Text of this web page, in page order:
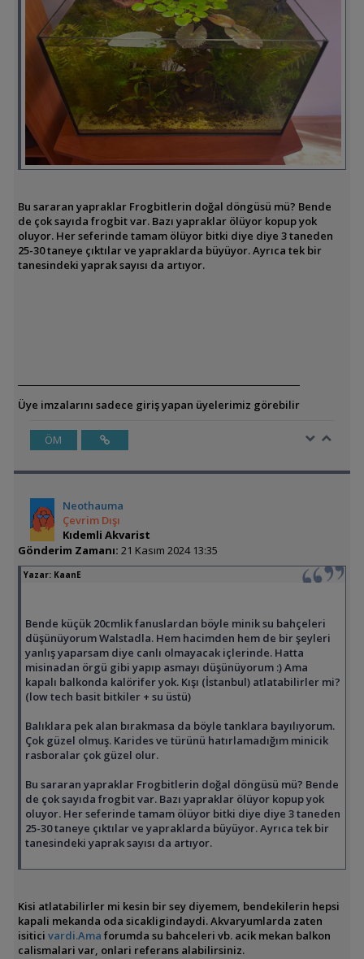
Bu sararan yapraklar Frogbitlerin doğal döngüsü mü? Bende
de çok sayıda frogbit var. Bazı yapraklar ölüyor kopup yok
oluyor. Her seferinde tamam ölüyor bitki diye diye 3 taneden
25-30 taneye çıktılar ve yapraklarda büyüyor. Ayrıca tek bir
tanesindeki yaprak sayısı da artıyor.
Üye imzalarını sadece giriş yapan üyelerimiz görebilir
ÖM
Neothauma
Çevrim Dışı
Kıdemli Akvarist
Gönderim Zamanı: 21 Kasım 2024 13:35
Yazar: KaanE
Bende küçük 20cmlik fanuslardan böyle minik su bahçeleri
düşünüyorum Walstadla. Hem hacimden hem de bir şeyleri
yanlış yaparsam diye canlı olmayacak içlerinde. Hatta
misinadan örgü gibi yapıp asmayı düşünüyorum :) Ama
kapalı balkonda kalörifer yok. Kışı (İstanbul) atlatabilirler mi?
(low tech basit bitkiler + su üstü)
Balıklara pek alan bırakmasa da böyle tanklara bayılıyorum.
Çok güzel olmuş. Karides ve türünü hatırlamadığım minicik
rasboralar çok güzel olur.
Bu sararan yapraklar Frogbitlerin doğal döngüsü mü? Bende
de çok sayıda frogbit var. Bazı yapraklar ölüyor kopup yok
oluyor. Her seferinde tamam ölüyor bitki diye diye 3 taneden
25-30 taneye çıktılar ve yapraklarda büyüyor. Ayrıca tek bir
tanesindeki yaprak sayısı da artıyor.
Kisi atlatabilirler mi kesin bir sey diyemem, bendekilerin hepsi
kapali mekanda oda sicakligindaydi. Akvaryumlarda zaten
isitici vardi.Ama forumda su bahceleri vb. acik mekan balkon
calismalari var, onlari referans alabilirsiniz.